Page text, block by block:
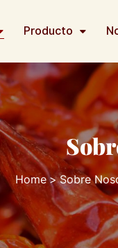
Producto
Home Sobre